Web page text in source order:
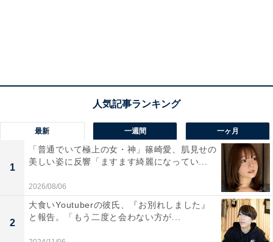
最新 一週間 一ヶ月
1
「普通でいて極上の女・神」篠崎愛、肌見せの
美しい姿に反響「ますます綺麗になってい...
2026/08/06
2
大食いYoutuberの彼氏、『お別れしました』
と報告。「もう二度と会わない方が...